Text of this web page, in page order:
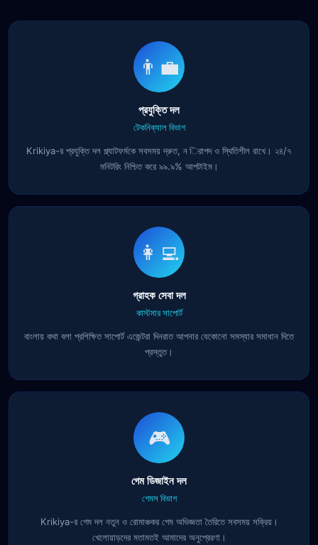
👨‍💼
প্রযুক্তি দল
টেকনিক্যাল বিভাগ
Krikiya-র প্রযুক্তি দল প্ল্যাটফর্মকে সবসময় দ্রুত, ন িরাপদ ও স্থিতিশীল রাখে। ২৪/৭
মনিটরিং নিশ্চিত করে ৯৯.৯% আপটাইম।
👩‍💻
গ্রাহক সেবা দল
কাস্টমার সাপোর্ট
বাংলায় কথা বলা প্রশিক্ষিত সাপোর্ট এজেন্টরা দিনরাত আপনার যেকোনো সমস্যার সমাধান দিতে
প্রস্তুত।
🎮
গেম ডিজাইন দল
গেমস বিভাগ
Krikiya-র গেম দল নতুন ও রোমাঞ্চকর গেম অভিজ্ঞতা তৈরিতে সবসময় সক্রিয়।
খেলোয়াড়দের মতামতই আমাদের অনুপ্রেরণা।